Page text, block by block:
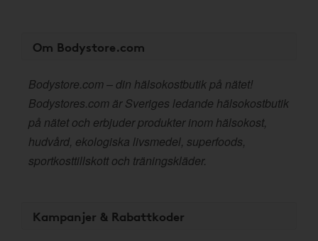
Om Bodystore.com
Bodystore.com – din hälsokostbutik på nätet!
Bodystores.com är Sveriges ledande hälsokostbutik
på nätet och erbjuder produkter inom hälsokost,
hudvård, ekologiska livsmedel, superfoods,
sportkosttillskott och träningskläder.
Kampanjer & Rabattkoder